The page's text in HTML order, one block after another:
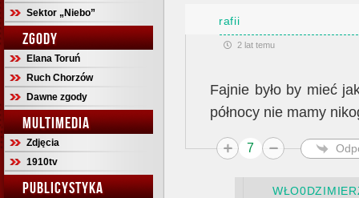
Sektor „Niebo”
ZGODY
Elana Toruń
Ruch Chorzów
Dawne zgody
MULTIMEDIA
Zdjęcia
1910tv
PUBLICYSTYKA
rafii
2 lat temu
Fajnie było by mieć
północy nie mamy
7